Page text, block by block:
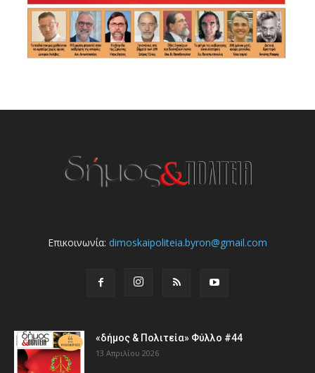
Επικοινωνία: dimoskaipoliteia.byron@gmail.com
«δήμος & Πολιτεία» Φύλλο #44
13 Απριλίου 2026